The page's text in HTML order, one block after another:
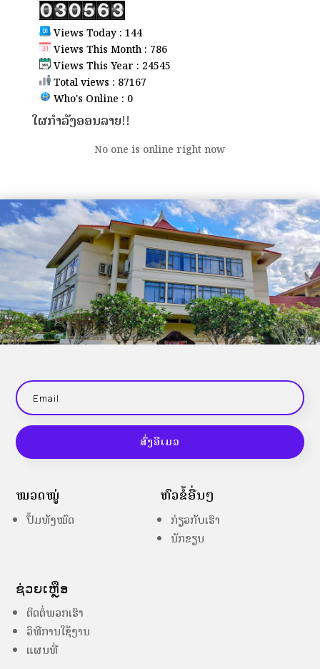
Views Today : 144
Views This Month : 786
Views This Year : 24545
Total views : 87167
Who's Online : 0
ໃຜກຳລັງອອນລາຍ!!
No one is online right now
ສົ່ງອີເມວ
ໝວດໝູ່
ປຶ້ມທັງໝົດ
ຫົວຂໍ້ອື່ນໆ
ກ່ຽວກັບເຮົາ
ນັກຂຽນ
ຊ່ວຍເຫຼືອ
ຕິດຕໍ່ພວກເຮົາ
ວິທີການໃຊ້ງານ
ແຜນທີ່